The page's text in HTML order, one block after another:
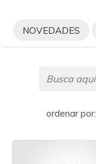
NOVEDADES
ordenar por: